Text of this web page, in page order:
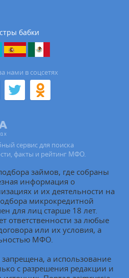
бабки
нами в соцсетях
сервис для поиска
факты и рейтинг МФО.
займов, где собраны
информация о
и их деятельности на
микрокредитной
для лиц старше 18 лет.
ответственности за любые
или их условия, а
МФО.
а использование
с разрешения редакции и